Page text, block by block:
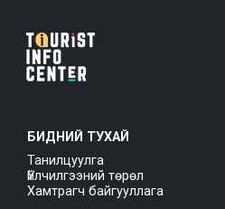
БИДНИЙ ТУХАЙ
Танилцуулга
Үйлчилгээний төрөл
Хамтрагч байгууллага